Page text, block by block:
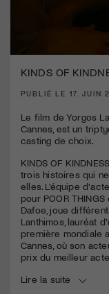
seconds
56
KINDS OF
PUBLIÉ LE 17. JUIN
Le film de Yorgos
Cannes, est un
casting de choix.
KINDSOF KINDNESS
trois histoires qui
elles. L’équipe
pour POOR THINGS
Dafoe, joue
Lanthimos, lauréat
première mondiale
Cannes, où son
prix du meilleur
Lire la suite